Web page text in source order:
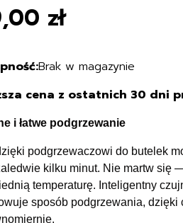
zł
Brak w magazynie
cena z ostatnich 30 dni
i łatwe podgrzewanie
podgrzewaczowi do butelek
kilku minut. Nie martw się
temperaturę. Inteligentny
sposób podgrzewania, dzięki